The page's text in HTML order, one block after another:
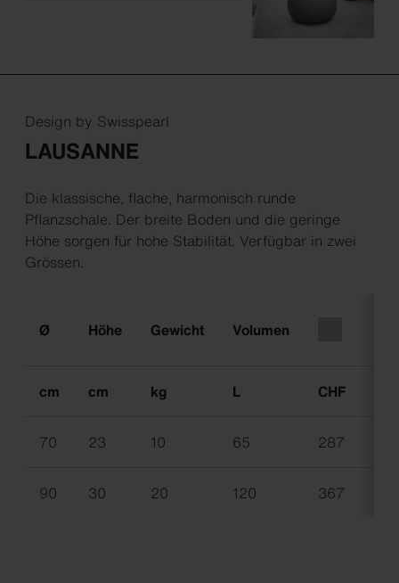
Design by Swisspearl
LAUSANNE
Die klassische, flache, harmonisch runde
Pflanzschale. Der breite Boden und die geringe
Höhe sorgen für hohe Stabilität. Verfügbar in zwei
Grössen.
Ø Höhe Gewicht Volumen
cm cm kg L CHF
70 23 10 65 287
90 30 20 120 367